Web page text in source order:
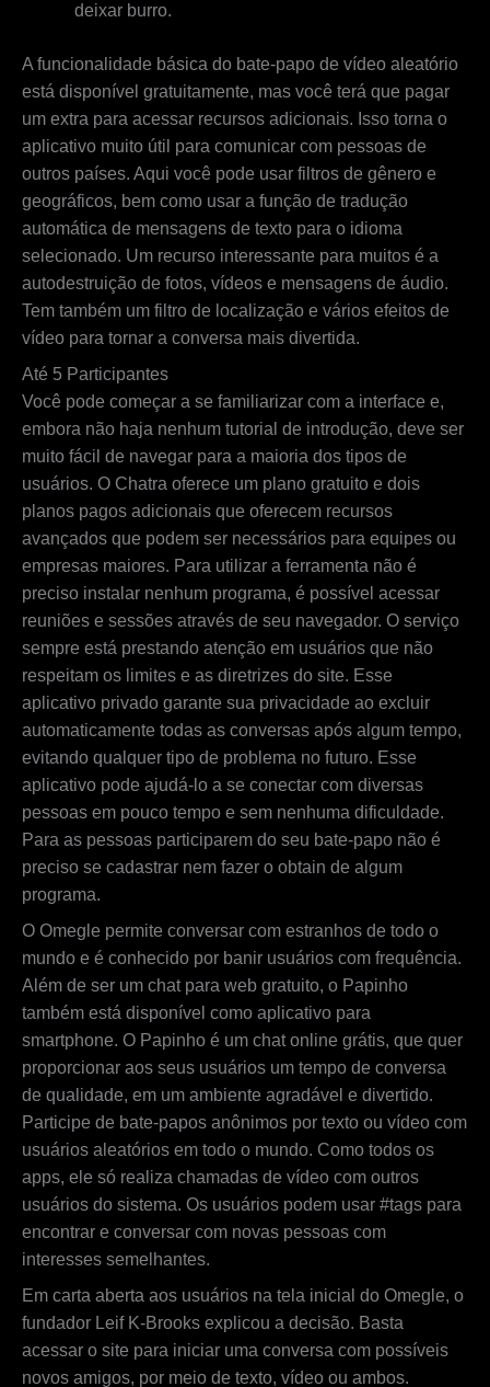
deixar burro.
A funcionalidade básica do bate-papo de vídeo aleatório
está disponível gratuitamente, mas você terá que pagar
um extra para acessar recursos adicionais. Isso torna o
aplicativo muito útil para comunicar com pessoas de
outros países. Aqui você pode usar filtros de gênero e
geográficos, bem como usar a função de tradução
automática de mensagens de texto para o idioma
selecionado. Um recurso interessante para muitos é a
autodestruição de fotos, vídeos e mensagens de áudio.
Tem também um filtro de localização e vários efeitos de
vídeo para tornar a conversa mais divertida.
Até 5 Participantes
Você pode começar a se familiarizar com a interface e,
embora não haja nenhum tutorial de introdução, deve ser
muito fácil de navegar para a maioria dos tipos de
usuários. O Chatra oferece um plano gratuito e dois
planos pagos adicionais que oferecem recursos
avançados que podem ser necessários para equipes ou
empresas maiores. Para utilizar a ferramenta não é
preciso instalar nenhum programa, é possível acessar
reuniões e sessões através de seu navegador. O serviço
sempre está prestando atenção em usuários que não
respeitam os limites e as diretrizes do site. Esse
aplicativo privado garante sua privacidade ao excluir
automaticamente todas as conversas após algum tempo,
evitando qualquer tipo de problema no futuro. Esse
aplicativo pode ajudá-lo a se conectar com diversas
pessoas em pouco tempo e sem nenhuma dificuldade.
Para as pessoas participarem do seu bate-papo não é
preciso se cadastrar nem fazer o obtain de algum
programa.
O Omegle permite conversar com estranhos de todo o
mundo e é conhecido por banir usuários com frequência.
Além de ser um chat para web gratuito, o Papinho
também está disponível como aplicativo para
smartphone. O Papinho é um chat online grátis, que quer
proporcionar aos seus usuários um tempo de conversa
de qualidade, em um ambiente agradável e divertido.
Participe de bate-papos anônimos por texto ou vídeo com
usuários aleatórios em todo o mundo. Como todos os
apps, ele só realiza chamadas de vídeo com outros
usuários do sistema. Os usuários podem usar #tags para
encontrar e conversar com novas pessoas com
interesses semelhantes.
Em carta aberta aos usuários na tela inicial do Omegle, o
fundador Leif K-Brooks explicou a decisão. Basta
acessar o site para iniciar uma conversa com possíveis
novos amigos, por meio de texto, vídeo ou ambos.